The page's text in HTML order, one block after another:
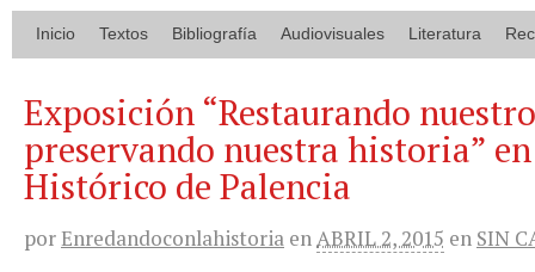
Inicio Textos Bibliografía Audiovisuales Literatura
Exposición “Restaurando
preservando nuestra historia”
Histórico de Palencia
porEnredandoconlahistoria enABRIL 2, 2015 en SIN